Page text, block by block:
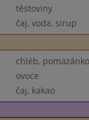
těstoviny
čaj, voda, sirup
chléb,
ovoce
čaj, kakao